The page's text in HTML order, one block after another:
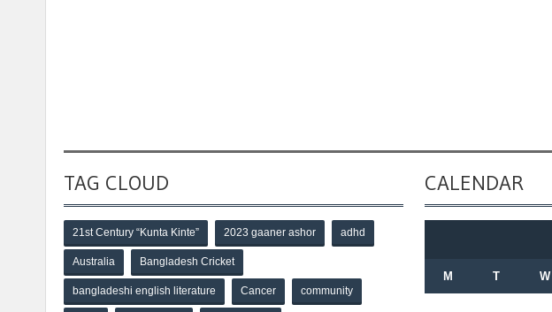
TAG CLOUD
21st Century “Kunta Kinte” 2023 gaaner ashor adhd
Australia Bangladesh Cricket
bangladeshi english literature Cancer community
CALENDAR
M T W